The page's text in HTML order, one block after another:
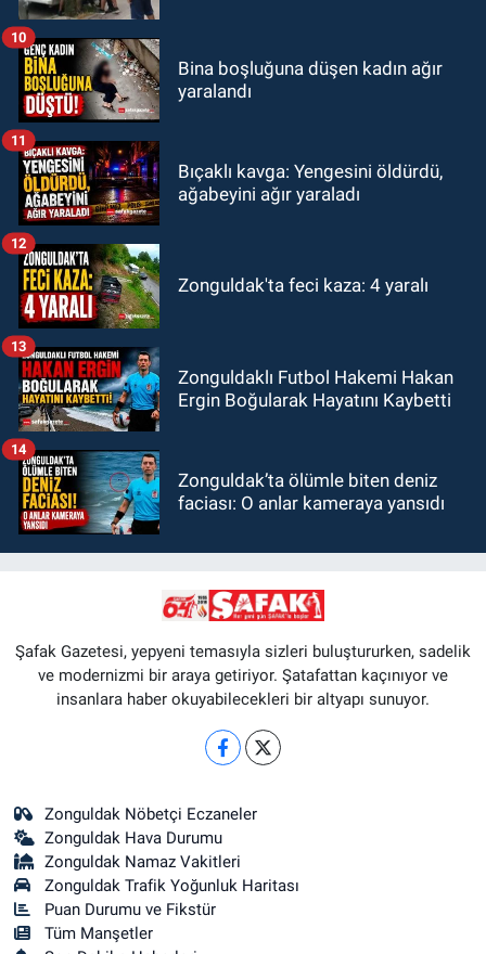
Bina boşluğuna düşen kadın ağır
yaralandı
10
Bıçaklı kavga: Yengesini öldürdü,
ağabeyini ağır yaraladı
11
Zonguldak'ta feci kaza: 4 yaralı
12
Zonguldaklı Futbol Hakemi Hakan
Ergin Boğularak Hayatını Kaybetti
13
Zonguldak’ta ölümle biten deniz
faciası: O anlar kameraya yansıdı
14
Şafak Gazetesi, yepyeni temasıyla sizleri buluştururken, sadelik
ve modernizmi bir araya getiriyor. Şatafattan kaçınıyor ve
insanlara haber okuyabilecekleri bir altyapı sunuyor.
Zonguldak Nöbetçi Eczaneler
Zonguldak Hava Durumu
Zonguldak Namaz Vakitleri
Zonguldak Trafik Yoğunluk Haritası
Puan Durumu ve Fikstür
Tüm Manşetler